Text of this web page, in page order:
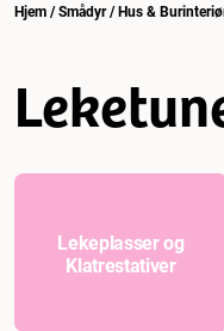
Hjem/Smådyr/Hus &
Lekeplasser og
Klatrestativer